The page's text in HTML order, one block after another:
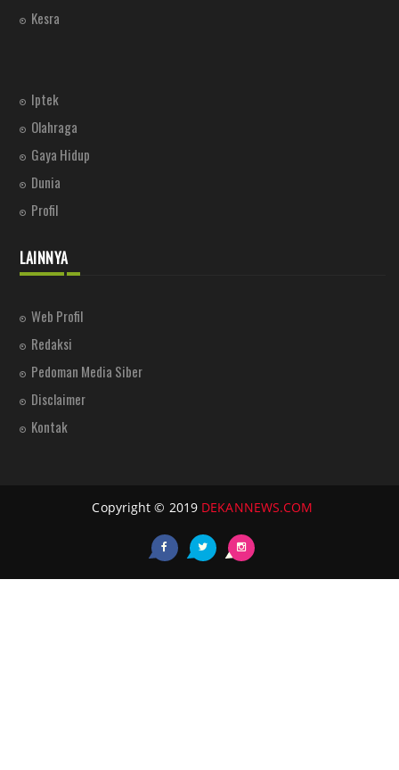
Kesra
Iptek
Olahraga
Gaya Hidup
Dunia
Profil
LAINNYA
Web Profil
Redaksi
Pedoman Media Siber
Disclaimer
Kontak
Copyright © 2019 DEKANNEWS.COM